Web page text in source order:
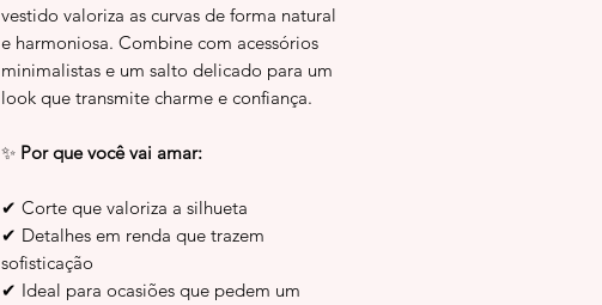
vestido valoriza as curvas de forma natural
e harmoniosa. Combine com acessórios
minimalistas e um salto delicado para um
look que transmite charme e confiança.
✨ Por que você vai amar:
✔ Corte que valoriza a silhueta
✔ Detalhes em renda que trazem
sofisticação
✔ Ideal para ocasiões que pedem um